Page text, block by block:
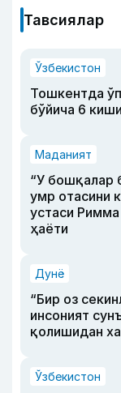
Тавсиялар
Ўзбекистон
Тошкентда
бўйича 6
Маданият
“У бошқалар
умр отасини
устаси
ҳаёти
Дунё
“Бир оз
инсоният
қолишидан
Ўзбекистон